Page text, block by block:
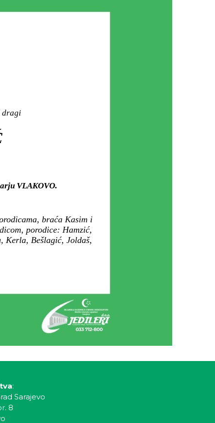
dragi
VLAKOVO.
braća Kasim i
porodice: Hamzić,
Kerla, Bešlagić, Joldaš,
:
Sarajevo
8